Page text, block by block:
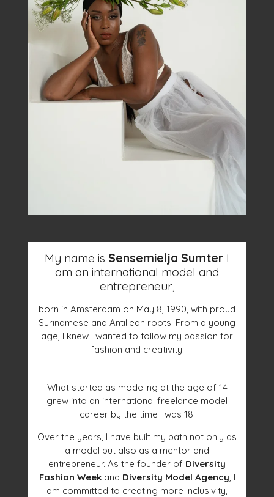
My name is Sensemielja Sumter I
am an international model and
entrepreneur,
born in Amsterdam on May 8, 1990, with proud
Surinamese and Antillean roots. From a young
age, I knew I wanted to follow my passion for
fashion and creativity.
What started as modeling at the age of 14
grew into an international freelance model
career by the time I was 18.
Over the years, I have built my path not only as
a model but also as a mentor and
entrepreneur. As the founder of Diversity
Fashion Weekand Diversity Model Agency , I
am committed to creating more inclusivity,